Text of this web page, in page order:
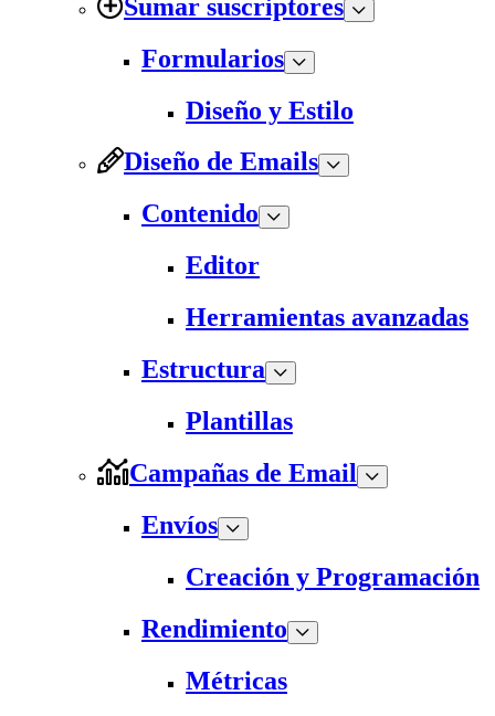
Sumar suscriptores
Formularios
Diseño y Estilo
Diseño de Emails
Contenido
Editor
Herramientas avanzadas
Estructura
Plantillas
Campañas de Email
Envíos
Creación y Programación
Rendimiento
Métricas